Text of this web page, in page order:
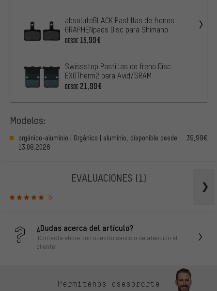
absoluteBLACK Pastillas de frenos
GRAPHENpads Disc para Shimano
DESDE 15,99€
Swissstop Pastillas de freno Disc
EXOTherm2 para Avid/SRAM
DESDE 21,99€
Modelos:
orgánico-aluminio | Orgánico | aluminio, disponible desde
13.08.2026
39,99€
EVALUACIONES (1)
5
¿Dudas acerca del artículo?
¡Contacta ahora con nuestro servicio de atención al
cliente!
Permítenos asesorarte